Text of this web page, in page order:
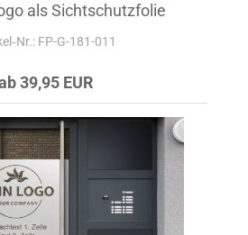
als Sichtschutzfolie
FP-G-181-011
39,95 EUR